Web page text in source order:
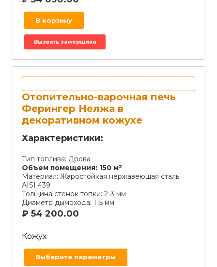
В корзину
Вызвать замерщика
Отопительно-варочная печь
Ферингер Нелжа в
декоративном кожухе
Характеристики:
Тип топлива: Дрова
Объем помещения: 150 м³
Материал: Жаростойкая нержавеющая сталь
AISI 439
Толщина стенок топки: 2-3 мм
Диаметр дымохода: 115 мм
₽ 54 200.00
Кожух
Выберите параметры